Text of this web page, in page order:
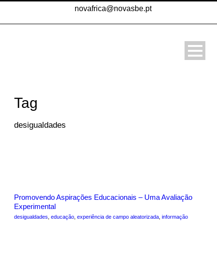
novafrica@novasbe.pt
Tag
desigualdades
Promovendo Aspirações Educacionais – Uma Avaliação
Experimental
desigualdades educação experiência de campo aleatorizada informação